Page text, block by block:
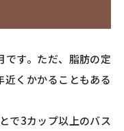
です。ただ、脂肪の定
くかかることもある
で3カップ以上のバス